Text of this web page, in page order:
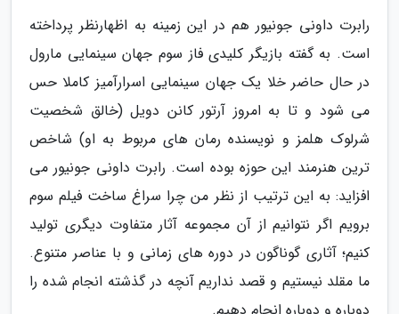
رابرت داونی جونیور هم در این زمینه به اظهارنظر پرداخته
است. به گفته بازیگر کلیدی فاز سوم جهان سینمایی مارول
در حال حاضر خلا یک جهان سینمایی اسرارآمیز کاملا حس
می شود و تا به امروز آرتور کانن دویل (خالق شخصیت
شرلوک هلمز و نویسنده رمان های مربوط به او) شاخص
ترین هنرمند این حوزه بوده است. رابرت داونی جونیور می
افزاید: به این ترتیب از نظر من چرا سراغ ساخت فیلم سوم
برویم اگر نتوانیم از آن مجموعه آثار متفاوت دیگری تولید
کنیم؛ آثاری گوناگون در دوره های زمانی و با عناصر متنوع.
ما مقلد نیستیم و قصد نداریم آنچه در گذشته انجام شده را